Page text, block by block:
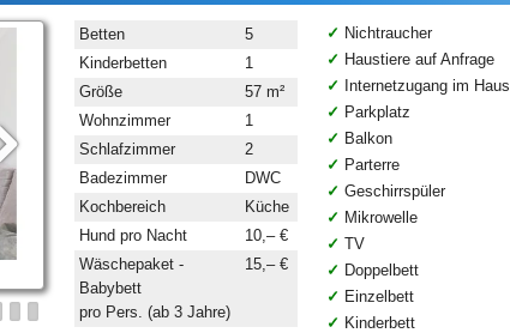
Betten
5
Kinderbetten
1
Größe
57 m²
Wohnzimmer
1
Schlafzimmer
2
Badezimmer
DWC
Kochbereich
Küche
Hund pro Nacht
10,– €
Wäschepaket -
Babybett
pro Pers. (ab 3 Jahre)
15,– €
Nichtraucher
Haustiere auf Anfrage
Internetzugang im Haus
Parkplatz
Balkon
Parterre
Geschirrspüler
Mikrowelle
TV
Doppelbett
Einzelbett
Kinderbett